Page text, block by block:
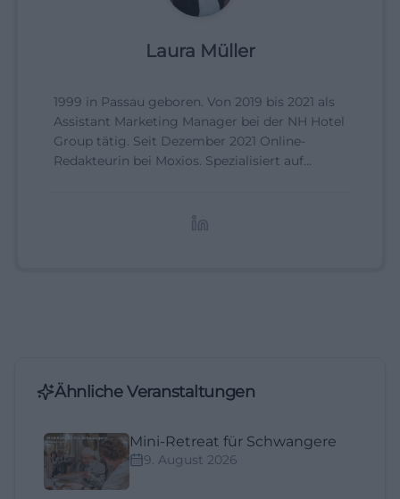
Laura Müller
1999 in Passau geboren. Von 2019 bis 2021 als
Assistant Marketing Manager bei der NH Hotel
Group tätig. Seit Dezember 2021 Online-
Redakteurin bei Moxios. Spezialisiert auf
Ähnliche Veranstaltungen
Mini-Retreat für Schwangere
9. August 2026